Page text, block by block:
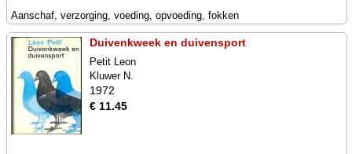
Aanschaf, verzorging, voeding, opvoeding, fokken
Duivenkweek en duivensport
Petit Leon
Kluwer N.
1972
€ 11.45